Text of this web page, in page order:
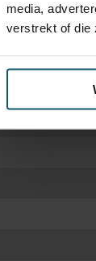
media,
verstrekt of die